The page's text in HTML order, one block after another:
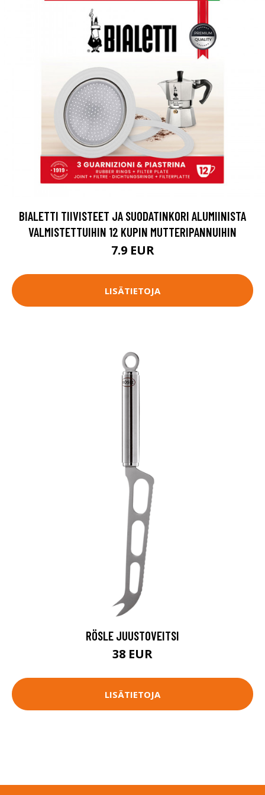
BIALETTI TIIVISTEET JA SUODATINKORI ALUMIINISTA
VALMISTETTUIHIN 12 KUPIN MUTTERIPANNUIHIN
7.9 EUR
LISÄTIETOJA
RÖSLE JUUSTOVEITSI
38 EUR
LISÄTIETOJA